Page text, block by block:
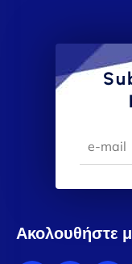
Ακολουθήστε